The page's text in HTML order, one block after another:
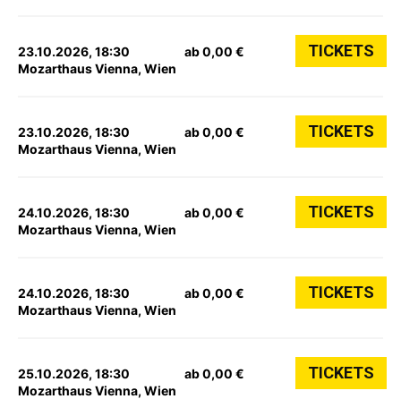
23.10.2026, 18:30
Mozarthaus Vienna, Wien
ab 0,00 € TICKETS
23.10.2026, 18:30
Mozarthaus Vienna, Wien
ab 0,00 € TICKETS
24.10.2026, 18:30
Mozarthaus Vienna, Wien
ab 0,00 € TICKETS
24.10.2026, 18:30
Mozarthaus Vienna, Wien
ab 0,00 € TICKETS
25.10.2026, 18:30
Mozarthaus Vienna, Wien
ab 0,00 € TICKETS